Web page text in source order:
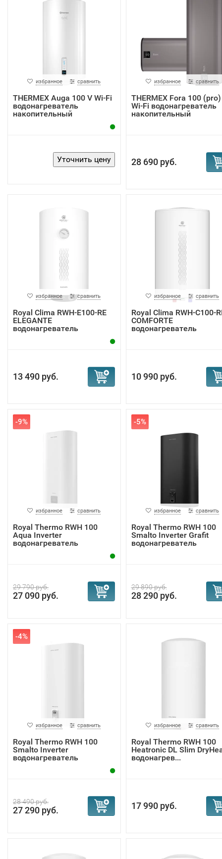
избранное сравнить
THERMEX Auga 100 V Wi-Fi
водонагреватель
накопительный
избранное сравнить
THERMEX Fora 100 (pro)
Wi-Fi водонагреватель
накопительный
28 690 руб.
избранное сравнить
Royal Clima RWH-E100-RE
ELEGANTE
водонагреватель
13 490 руб.
избранное сравнить
Royal Clima RWH-С100-
COMFORTE
водонагреватель
10 990 руб.
-9%
избранное сравнить
Royal Thermo RWH 100
Aqua Inverter
водонагреватель
29 790 руб.
27 090 руб.
-5%
избранное сравнить
Royal Thermo RWH 100
Smalto Inverter Grafit
водонагреватель
29 890 руб.
28 290 руб.
-4%
избранное сравнить
Royal Thermo RWH 100
Smalto Inverter
водонагреватель
28 490 руб.
27 290 руб.
избранное сравнить
Royal Thermo RWH 100
Heatronic DL Slim
водонагрев...
17 990 руб.